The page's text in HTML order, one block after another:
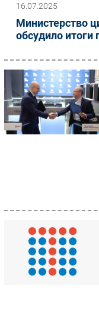
16.07.2025
Министерство
обсудило итоги